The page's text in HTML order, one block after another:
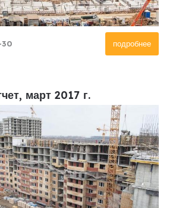
подробнее
март 2017 г.